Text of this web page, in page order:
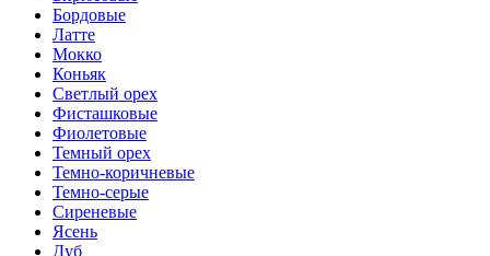
Бордовые
Латте
Мокко
Коньяк
Светлый орех
Фисташковые
Фиолетовые
Темный орех
Темно-коричневые
Темно-серые
Сиреневые
Ясень
Дуб